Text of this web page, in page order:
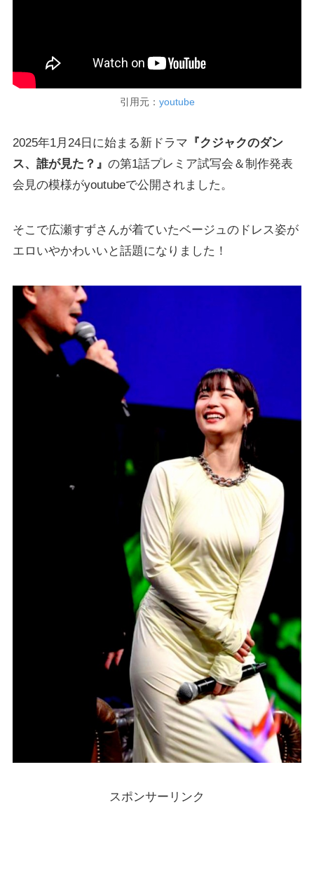
引用元： youtube
2025年1月24日に始まる新ドラマ 『クジャクのダン
ス、誰が見た？』 の第1話プレミア試写会＆制作発表
会見の模様がyoutubeで公開されました。
そこで広瀬すずさんが着ていたベージュのドレス姿が
エロいやかわいいと話題になりました！
スポンサーリンク